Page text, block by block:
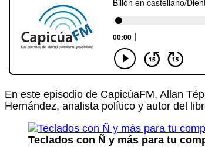
En este episodio de CapicúaFM, Allan
Hernández, analista político y autor del
Teclados con Ñ y más para tu